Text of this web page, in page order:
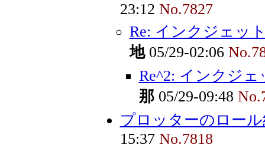
23:12 No.7827
Re: インクジェッ
地05/29-02:06
Re^2: インクジ
那05/29-09:48
プロッターのロー
15:37 No.7818